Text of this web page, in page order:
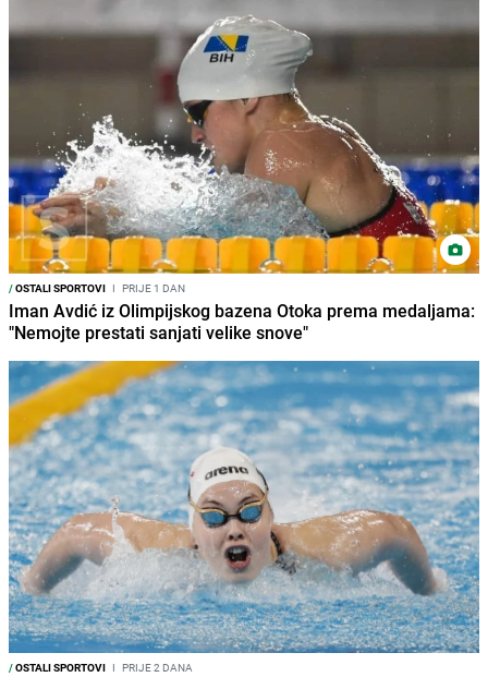
/OSTALI SPORTOVI I PRIJE 1 DAN
Iman Avdić iz Olimpijskog bazena Otoka prema medaljama:
"Nemojte prestati sanjati velike snove"
/OSTALI SPORTOVI I PRIJE 2 DANA